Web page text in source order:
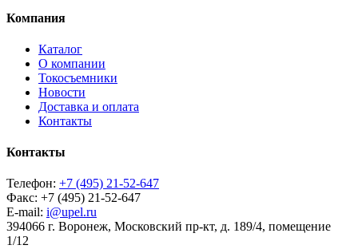
Компания
Каталог
О компании
Токосъемники
Новости
Доставка и оплата
Контакты
Контакты
Телефон: +7 (495) 21-52-647
Факс: +7 (495) 21-52-647
E-mail: i@upel.ru
394066 г. Воронеж, Московский пр-кт, д. 189/4, помещение
1/12